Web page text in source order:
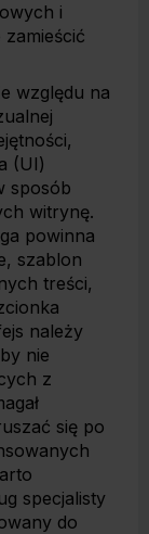
i
względu na
(UI)
sposób
witrynę.
powinna
szablon
treści,
należy
nie
z
się po
specjalisty
do